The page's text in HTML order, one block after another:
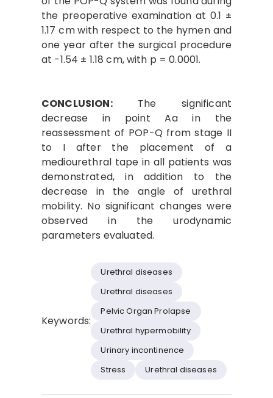
the preoperative examination at 0.1 ±
1.17 cm with respect to the hymen and
one year after the surgical procedure
at -1.54 ± 1.18 cm, with p = 0.0001.
CONCLUSION: The significant
decrease in point Aa in the
reassessment of POP-Q from stage II
to I after the placement of a
mediourethral tape in all patients was
demonstrated, in addition to the
decrease in the angle of urethral
mobility. No significant changes were
observed in the urodynamic
parameters evaluated.
Keywords:
Urethral diseases
Urethral diseases
Pelvic Organ Prolapse
Urethral hypermobility
Urinary incontinence
Stress
Urethral diseases